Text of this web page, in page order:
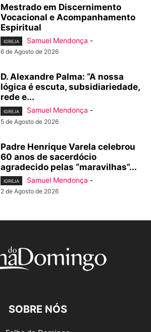
Mestrado em Discernimento
Vocacional e Acompanhamento
Espiritual
IGREJA Samuel Mendonça -
6 de Agosto de 2026
D. Alexandre Palma: “A nossa
lógica é escuta, subsidiariedade,
rede e...
IGREJA Samuel Mendonça -
5 de Agosto de 2026
Padre Henrique Varela celebrou
60 anos de sacerdócio
agradecido pelas “maravilhas”...
IGREJA Samuel Mendonça -
2 de Agosto de 2026
SOBRE NÓS